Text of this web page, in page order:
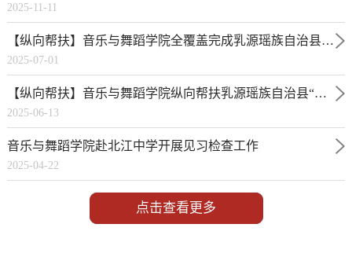
2025-11-11
【纵向帮扶】音乐与舞蹈学院全覆盖完成乳源瑶族自治县基础教育帮扶调研
2025-07-01
【纵向帮扶】音乐与舞蹈学院纵向帮扶乳源瑶族自治县“三所学校”基础教育系列活动之戏剧进课堂师资培训活动
2025-06-13
音乐与舞蹈学院赴北江中学开展见习检查工作
2025-04-22
点击查看更多